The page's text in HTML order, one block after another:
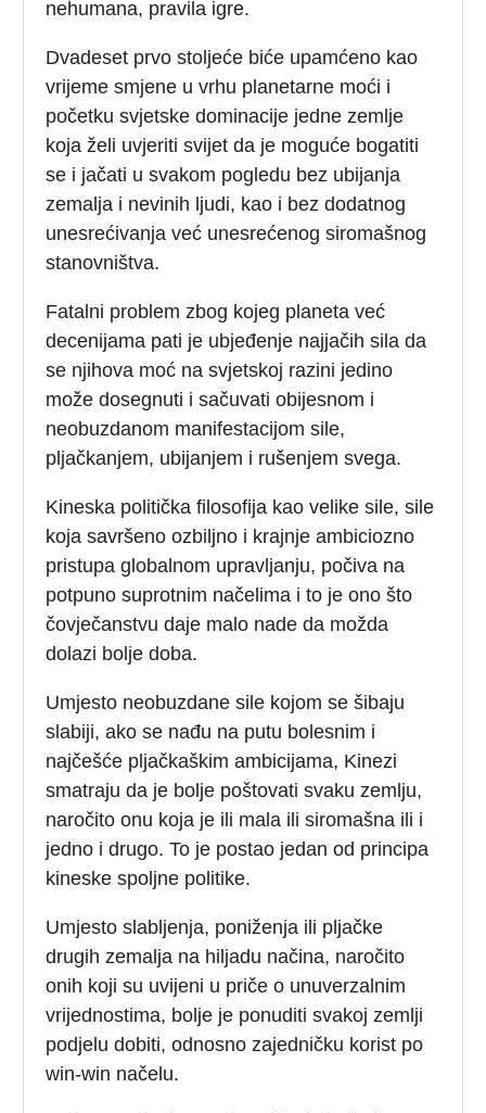
nehumana, pravila igre.
Dvadeset prvo stoljeće biće upamćeno kao
vrijeme smjene u vrhu planetarne moći i
početku svjetske dominacije jedne zemlje
koja želi uvjeriti svijet da je moguće bogatiti
se i jačati u svakom pogledu bez ubijanja
zemalja i nevinih ljudi, kao i bez dodatnog
unesrećivanja već unesrećenog siromašnog
stanovništva.
Fatalni problem zbog kojeg planeta već
decenijama pati je ubjeđenje najjačih sila da
se njihova moć na svjetskoj razini jedino
može dosegnuti i sačuvati obijesnom i
neobuzdanom manifestacijom sile,
pljačkanjem, ubijanjem i rušenjem svega.
Kineska politička filosofija kao velike sile, sile
koja savršeno ozbiljno i krajnje ambiciozno
pristupa globalnom upravljanju, počiva na
potpuno suprotnim načelima i to je ono što
čovječanstvu daje malo nade da možda
dolazi bolje doba.
Umjesto neobuzdane sile kojom se šibaju
slabiji, ako se nađu na putu bolesnim i
najčešće pljačkaškim ambicijama, Kinezi
smatraju da je bolje poštovati svaku zemlju,
naročito onu koja je ili mala ili siromašna ili i
jedno i drugo. To je postao jedan od principa
kineske spoljne politike.
Umjesto slabljenja, poniženja ili pljačke
drugih zemalja na hiljadu načina, naročito
onih koji su uvijeni u priče o unuverzalnim
vrijednostima, bolje je ponuditi svakoj zemlji
podjelu dobiti, odnosno zajedničku korist po
win-win načelu.